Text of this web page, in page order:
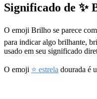
Significado de ✨
O emoji Brilho se parece
para indicar algo brilhante,
usado em seu significado
O emoji ⭐ estrela dourada é